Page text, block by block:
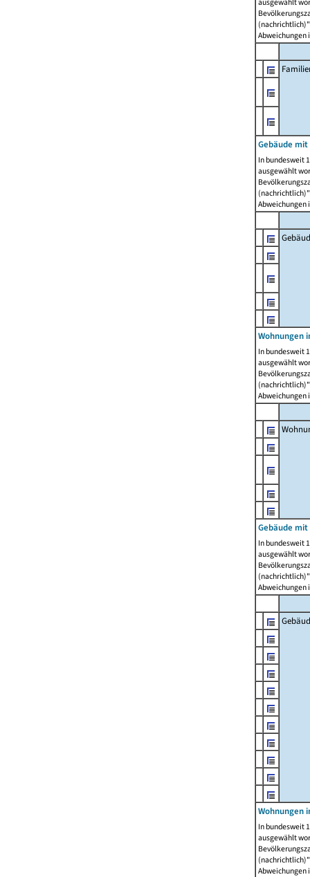
Abweichungen
Gebäude
In bundesweit
ausgewählt
Abweichungen
Wohnungen
In bundesweit
ausgewählt
Abweichungen
Gebäude
In bundesweit
ausgewählt
Abweichungen
Wohnungen
In bundesweit
ausgewählt
Abweichungen